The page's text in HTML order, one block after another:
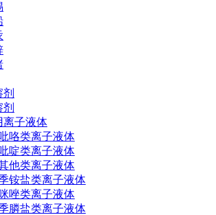
离子液体
咯类离子液体
啶类离子液体
他类离子液体
铵盐类离子液体
唑类离子液体
膦盐类离子液体